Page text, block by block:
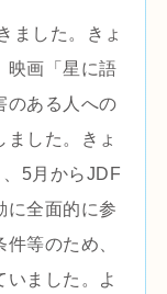
ました。きょ
映画「星に語
のある人への
した。きょ
5月からJDF
に全面的に参
等のため、
いました。よ